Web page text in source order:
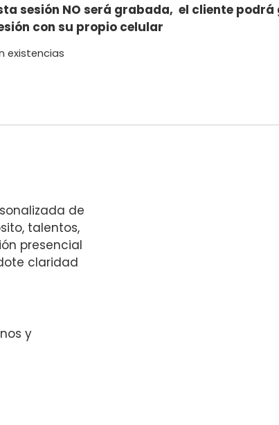
sesión NO será grabada, el cliente
con su propio celular
existencias
de
talentos,
presencial
claridad
y